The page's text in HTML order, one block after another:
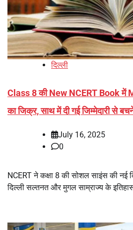
दिल्ली
Class 8 की New NCERT Book में
का जिक्र, साथ में दी गई जिम्मेदारी से
July 16, 2025
0
NCERT ने कक्षा 8 की सोशल साइंस की नई
दिल्ली सल्तनत और मुगल साम्राज्य के